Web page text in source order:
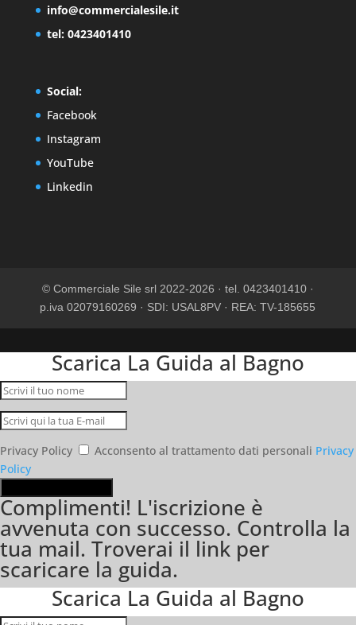
info@commercialesile.it
tel: 0423401410
Social:
Facebook
Instagram
YouTube
Linkedin
© Commerciale Sile srl 2022-2026 · tel. 0423401410 ·
p.iva 02079160269 · SDI: USAL8PV · REA: TV-185655
Scarica La Guida al Bagno
Privacy Policy Acconsento al trattamento dati personali Privacy
Policy
Complimenti! L'iscrizione è
avvenuta con successo. Controlla la
tua mail. Troverai il link per
scaricare la guida.
Scarica La Guida al Bagno